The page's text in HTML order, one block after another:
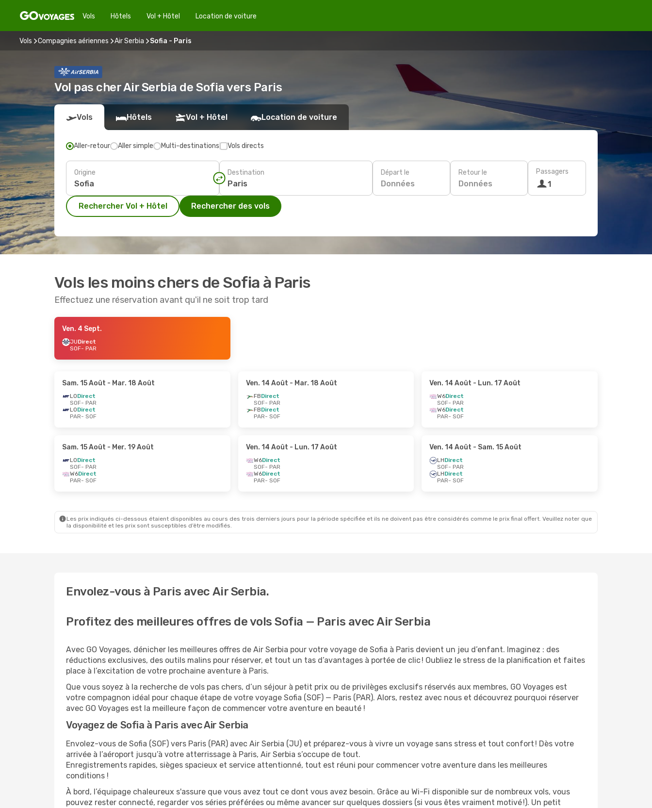
Vols Hôtels Vol + Hôtel Location de voiture
Vols Compagnies aériennes Air Serbia Sofia - Paris
Vol pas cher Air Serbia de Sofia vers Paris
Vols Hôtels Vol + Hôtel Location de voiture
Aller-retour Aller simple Multi-destinations Vols directs
Origine Destination Départ le
Données
Retour le
Données
Passagers
1
Rechercher Vol + Hôtel Rechercher des vols
Vols les moins chers de Sofia à Paris
Effectuez une réservation avant qu'il ne soit trop tard
Ven. 4 Sept.
JUDirect
SOF- PAR
Sam. 15 Août - Mar. 18 Août
LODirect
SOF- PAR
LODirect
PAR- SOF
Ven. 14 Août - Mar. 18 Août
FBDirect
SOF- PAR
FBDirect
PAR- SOF
Ven. 14 Août - Lun. 17 Août
W6Direct
SOF- PAR
W6Direct
PAR- SOF
Sam. 15 Août - Mer. 19 Août
LODirect
SOF- PAR
W6Direct
PAR- SOF
Ven. 14 Août - Lun. 17 Août
W6Direct
SOF- PAR
W6Direct
PAR- SOF
Ven. 14 Août - Sam. 15 Août
LHDirect
SOF- PAR
LHDirect
PAR- SOF
Les prix indiqués ci-dessous étaient disponibles au cours des trois derniers jours pour la période spécifiée et ils ne doivent pas être considérés comme le prix final offert. Veuillez noter que
la disponibilité et les prix sont susceptibles d’être modifiés.
Envolez-vous à Paris avec Air Serbia.
Profitez des meilleures offres de vols Sofia — Paris avec Air Serbia
Avec GO Voyages, dénicher les meilleures offres de Air Serbia pour votre voyage de Sofia à Paris devient un jeu d’enfant. Imaginez : des
réductions exclusives, des outils malins pour réserver, et tout un tas d’avantages à portée de clic ! Oubliez le stress de la planification et faites
place à l’excitation de votre prochaine aventure à Paris.
Que vous soyez à la recherche de vols pas chers, d’un séjour à petit prix ou de privilèges exclusifs réservés aux membres, GO Voyages est
votre compagnon idéal pour chaque étape de votre voyage Sofia (SOF) — Paris (PAR). Alors, restez avec nous et découvrez pourquoi réserver
avec GO Voyages est la meilleure façon de commencer votre aventure en beauté !
Voyagez de Sofia à Paris avec Air Serbia
Envolez-vous de Sofia (SOF) vers Paris (PAR) avec Air Serbia (JU) et préparez-vous à vivre un voyage sans stress et tout confort ! Dès votre
arrivée à l’aéroport jusqu’à votre atterrissage à Paris, Air Serbia s’occupe de tout.
Enregistrements rapides, sièges spacieux et service attentionné, tout est réuni pour commencer votre aventure dans les meilleures
conditions !
À bord, l’équipage chaleureux s'assure que vous avez tout ce dont vous avez besoin. Grâce au Wi-Fi disponible sur de nombreux vols, vous
pouvez rester connecté, regarder vos séries préférées ou même avancer sur quelques dossiers (si vous êtes vraiment motivé !). Un petit